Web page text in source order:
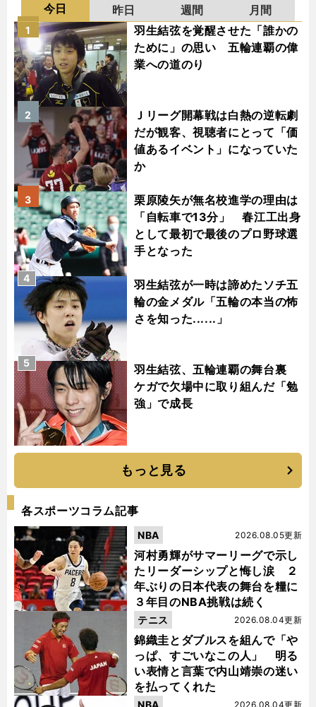
今日 昨日 週間
月間
羽生結弦を覚醒させた「誰かの
ために」の思い 五輪連覇の偉
業への道のり
1
Ｊリーグ開幕戦は白熱の逆転劇
だが観客、視聴者にとって「価
値あるイベント」になっていた
か
2
栗原陵矢が無名校進学の理由は
「自転車で13分」 春江工出身
として最初で最後のプロ野球選
手となった
3
羽生結弦が一時は諦めたソチ五
輪の金メダル「五輪の本当の怖
さを知った......」
4
羽生結弦、五輪連覇の舞台裏
ケガで欠場中に取り組んだ「勉
強」で成長
5
もっと見る
各スポーツコラム記事
河村勇輝がサマーリーグで示し
たリーダーシップと悔し涙 ２
年ぶりの日本代表の舞台を糧に
３年目のNBA挑戦は続く
2026.08.05更新
NBA
錦織圭とダブルスを組んで「や
っぱ、すごいなこの人」 明る
い表情と言葉で内山靖崇の迷い
を払ってくれた
2026.08.04更新
テニス
2026.08.04更新